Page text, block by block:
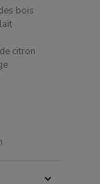
bois
citron